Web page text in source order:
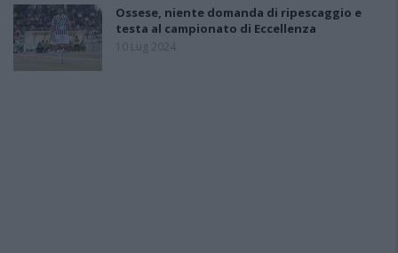
Ossese, niente domanda di ripescaggio e
testa al campionato di Eccellenza
10 Lug 2024